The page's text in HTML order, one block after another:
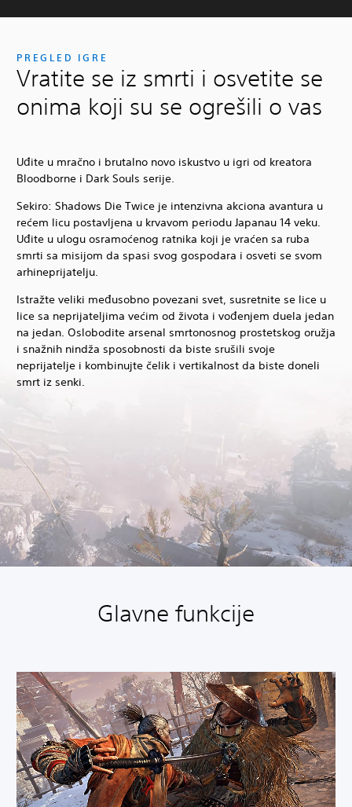
PREGLED IGRE
Vratite se iz smrti i osvetite se
onima koji su se ogrešili o vas
Uđite u mračno i brutalno novo iskustvo u igri od kreatora
Bloodborne i Dark Souls serije.
Sekiro: Shadows Die Twice je intenzivna akciona avantura u
rećem licu postavljena u krvavom periodu Japanau 14 veku.
Uđite u ulogu osramoćenog ratnika koji je vraćen sa ruba
smrti sa misijom da spasi svog gospodara i osveti se svom
arhineprijatelju.
Istražte veliki međusobno povezani svet, susretnite se lice u
lice sa neprijateljima većim od života i vođenjem duela jedan
na jedan. Oslobodite arsenal smrtonosnog prostetskog oružja
i snažnih nindža sposobnosti da biste srušili svoje
neprijatelje i kombinujte čelik i vertikalnost da biste doneli
smrt iz senki.
Glavne funkcije